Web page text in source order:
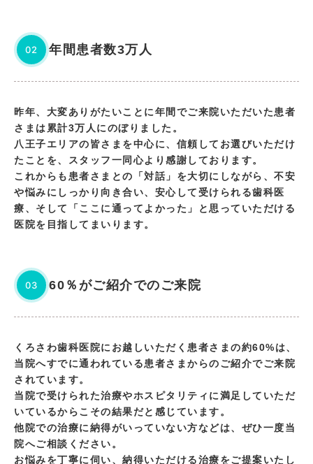
02 年間患者数3万人
昨年、大変ありがたいことに年間でご来院いただいた患者
さまは累計3万人にのぼりました。
八王子エリアの皆さまを中心に、信頼してお選びいただけ
たことを、スタッフ一同心より感謝しております。
これからも患者さまとの「対話」を大切にしながら、不安
や悩みにしっかり向き合い、安心して受けられる歯科医
療、そして「ここに通ってよかった」と思っていただける
医院を目指してまいります。
03 60％がご紹介でのご来院
くろさわ歯科医院にお越しいただく患者さまの約60%は、
当院へすでに通われている患者さまからのご紹介でご来院
されています。
当院で受けられた治療やホスピタリティに満足していただ
いているからこその結果だと感じています。
他院での治療に納得がいっていない方などは、ぜひ一度当
院へご相談ください。
お悩みを丁寧に伺い、納得いただける治療をご提案いたし